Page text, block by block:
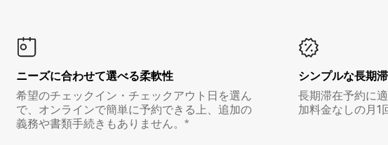
ニーズに合わせて選べる柔軟性
希望のチェックイン・チェックアウト日を選ん
で、オンラインで簡単に予約できる上、追加の
義務や書類手続きもありません。*
シンプルな長期
長期滞在予約に
加料金なしの月1